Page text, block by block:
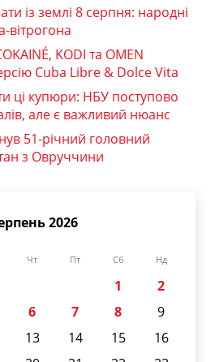
із землі 8 серпня: народні
KODI та OMEN
Cuba Libre & Dolce Vita
ці купюри: НБУ поступово
але є важливий нюанс
51-річний головний
з Овруччини
2026
Чт Пт Сб Нд
1
2
6 7 8
9
13 14 15
16